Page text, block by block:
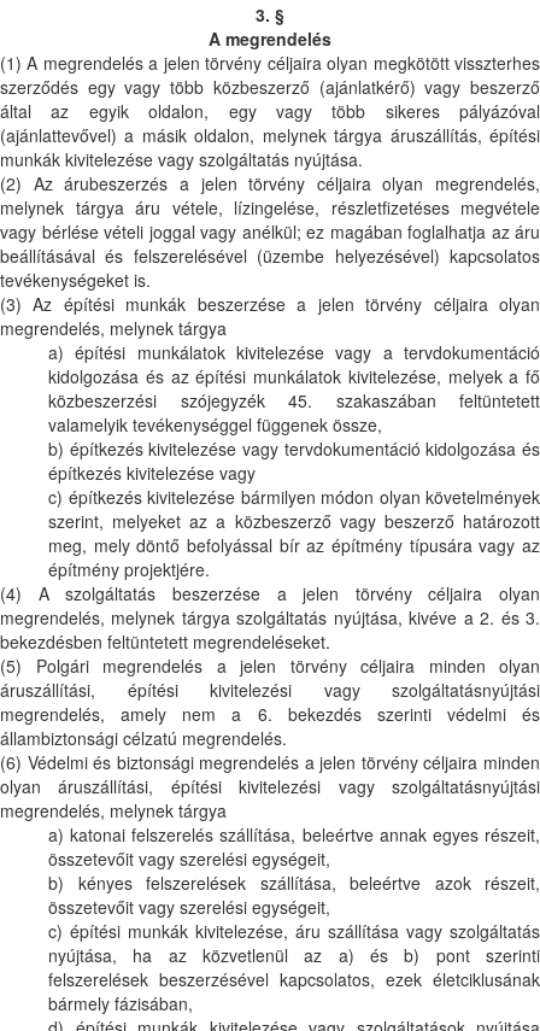
3. §
A megrendelés
(1) A megrendelés a jelen törvény céljaira olyan megkötött visszterhes
szerződés egy vagy több közbeszerző (ajánlatkérő) vagy beszerző
által az egyik oldalon, egy vagy több sikeres pályázóval
(ajánlattevővel) a másik oldalon, melynek tárgya áruszállítás, építési
munkák kivitelezése vagy szolgáltatás nyújtása.
(2) Az árubeszerzés a jelen törvény céljaira olyan megrendelés,
melynek tárgya áru vétele, lízingelése, részletfizetéses megvétele
vagy bérlése vételi joggal vagy anélkül; ez magában foglalhatja az áru
beállításával és felszerelésével (üzembe helyezésével) kapcsolatos
tevékenységeket is.
(3) Az építési munkák beszerzése a jelen törvény céljaira olyan
megrendelés, melynek tárgya
a) építési munkálatok kivitelezése vagy a tervdokumentáció
kidolgozása és az építési munkálatok kivitelezése, melyek a fő
közbeszerzési szójegyzék 45. szakaszában feltüntetett
valamelyik tevékenységgel függenek össze,
b) építkezés kivitelezése vagy tervdokumentáció kidolgozása és
építkezés kivitelezése vagy
c) építkezés kivitelezése bármilyen módon olyan követelmények
szerint, melyeket az a közbeszerző vagy beszerző határozott
meg, mely döntő befolyással bír az építmény típusára vagy az
építmény projektjére.
(4) A szolgáltatás beszerzése a jelen törvény céljaira olyan
megrendelés, melynek tárgya szolgáltatás nyújtása, kivéve a 2. és 3.
bekezdésben feltüntetett megrendeléseket.
(5) Polgári megrendelés a jelen törvény céljaira minden olyan
áruszállítási, építési kivitelezési vagy szolgáltatásnyújtási
megrendelés, amely nem a 6. bekezdés szerinti védelmi és
állambiztonsági célzatú megrendelés.
(6) Védelmi és biztonsági megrendelés a jelen törvény céljaira minden
olyan áruszállítási, építési kivitelezési vagy szolgáltatásnyújtási
megrendelés, melynek tárgya
a) katonai felszerelés szállítása, beleértve annak egyes részeit,
összetevőit vagy szerelési egységeit,
b) kényes felszerelések szállítása, beleértve azok részeit,
összetevőit vagy szerelési egységeit,
c) építési munkák kivitelezése, áru szállítása vagy szolgáltatás
nyújtása, ha az közvetlenül az a) és b) pont szerinti
felszerelések beszerzésével kapcsolatos, ezek életciklusának
bármely fázisában,